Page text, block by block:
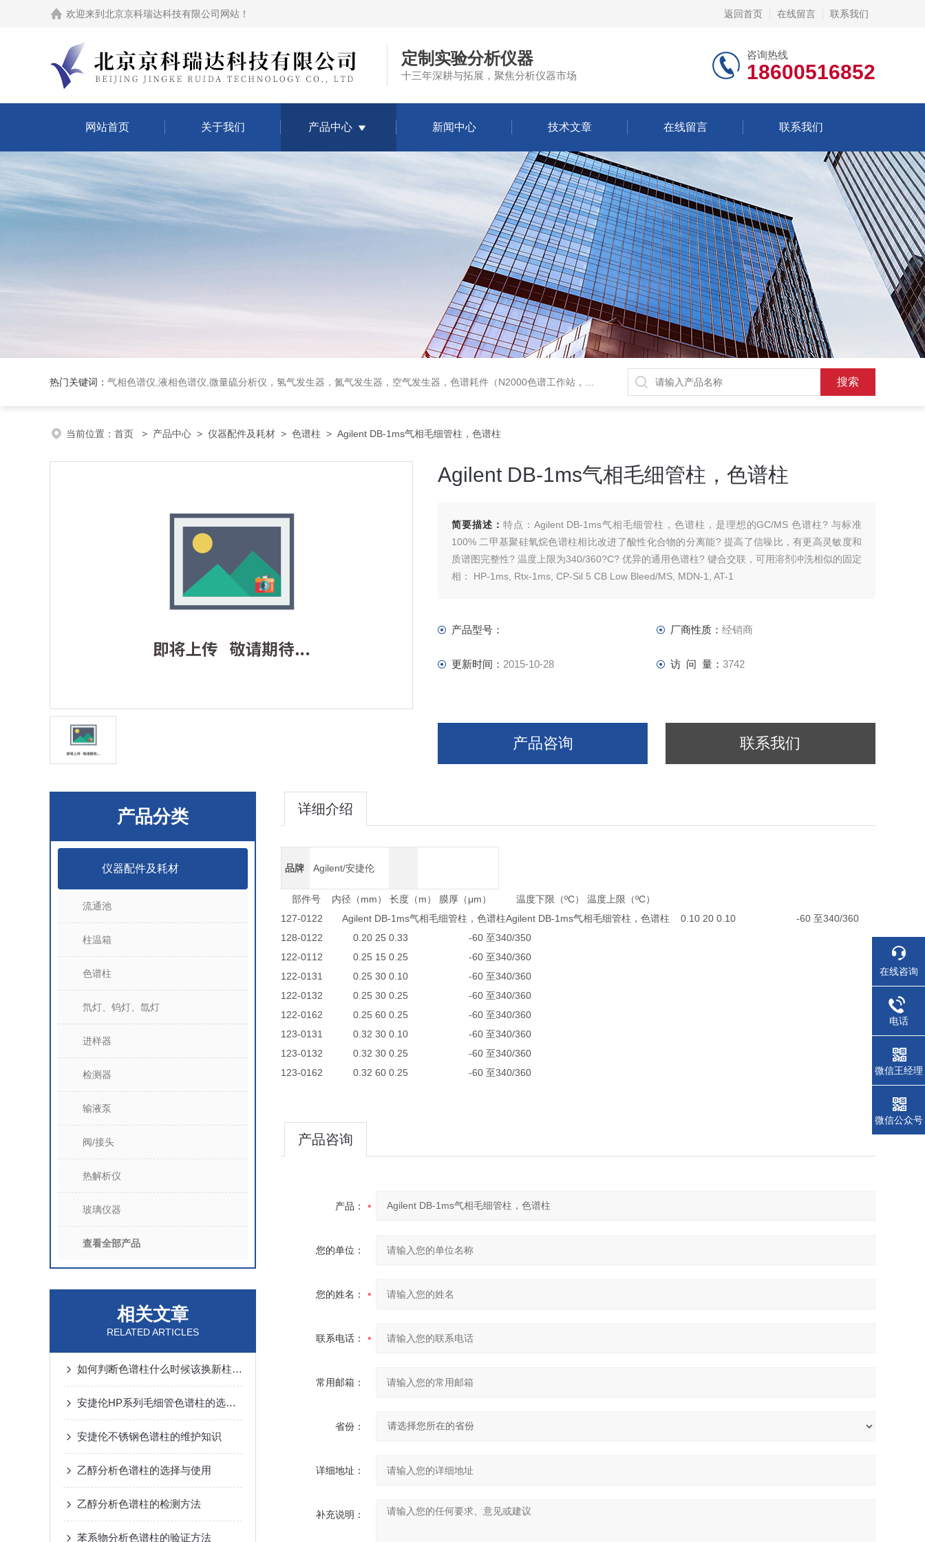
欢迎来到 北京京科瑞达科技有限公司网站 ！ 返回首页 在线留言 联系我们
定制实验分析仪器
十三年深耕与拓展，聚焦分析仪器市场
咨询热线
18600516852
网站首页 关于我们 产品中心 新闻中心 技术文章 在线留言 联系我们
热门关键词： 气相色谱仪,液相色谱仪,微量硫分析仪，氢气发生器，氮气发生器，空气发生器，色谱耗件（N2000色谱工作站，色谱柱、阀件、进样器、色谱担体），顶空进样器，热解析仪，紫外分光光度计，原子吸收分光光度计，傅立叶红外光谱仪，分析天平等常规实验室产品。
当前位置： 首页 > 产品中心 > 仪器配件及耗材 > 色谱柱 > Agilent DB-1ms气相毛细管柱，色谱柱
Agilent DB-1ms气相毛细管柱，色谱柱
简要描述： 特点：Agilent DB-1ms气相毛细管柱，色谱柱，是理想的GC/MS 色谱柱? 与标准
100% 二甲基聚硅氧烷色谱柱相比改进了酸性化合物的分离能? 提高了信噪比，有更高灵敏度和
质谱图完整性? 温度上限为340/360?C? 优异的通用色谱柱? 键合交联，可用溶剂冲洗相似的固定
相： HP-1ms, Rtx-1ms, CP-Sil 5 CB Low Bleed/MS, MDN-1, AT-1
产品型号： 厂商性质： 经销商
更新时间： 2015-10-28 访 问 量： 3742
产品咨询 联系我们
产品分类
仪器配件及耗材
流通池
柱温箱
色谱柱
氘灯、钨灯、氙灯
进样器
检测器
输液泵
阀/接头
热解析仪
玻璃仪器
查看全部产品
相关文章
RELATED ARTICLES
如何判断色谱柱什么时候该换新柱了？
安捷伦HP系列毛细管色谱柱的选择指南
安捷伦不锈钢色谱柱的维护知识
乙醇分析色谱柱的选择与使用
乙醇分析色谱柱的检测方法
苯系物分析色谱柱的验证方法
详细介绍
品牌 Agilent/安捷伦
部件号 内径（mm） 长度（m） 膜厚（μm） 温度下限（ºC） 温度上限（ºC）
127-0122 Agilent DB-1ms气相毛细管柱，色谱柱Agilent DB-1ms气相毛细管柱，色谱柱 0.10 20 0.10 -60 至340/360
128-0122 0.20 25 0.33 -60 至340/350
122-0112 0.25 15 0.25 -60 至340/360
122-0131 0.25 30 0.10 -60 至340/360
122-0132 0.25 30 0.25 -60 至340/360
122-0162 0.25 60 0.25 -60 至340/360
123-0131 0.32 30 0.10 -60 至340/360
123-0132 0.32 30 0.25 -60 至340/360
123-0162 0.32 60 0.25 -60 至340/360
产品咨询
产品：
您的单位：
您的姓名：
联系电话：
常用邮箱：
省份：
详细地址：
补充说明：
在线咨询
电话
微信王经理
微信公众号